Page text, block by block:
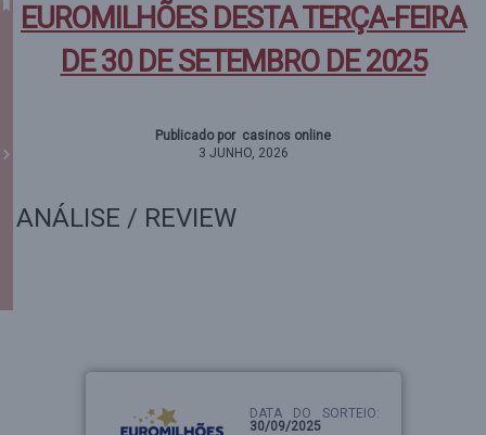
EUROMILHÕES DESTA TERÇA-FEIRA
DE 30 DE SETEMBRO DE 2025
Publicado por casinos online
3 JUNHO, 2026
ANÁLISE / REVIEW
DATA DO SORTEIO:
30/09/2025